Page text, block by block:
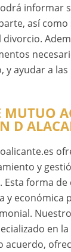
informar
así
divorcio.
ayudar a las
MUTUO
D
y
forma de
y económica
en
acuerdo,